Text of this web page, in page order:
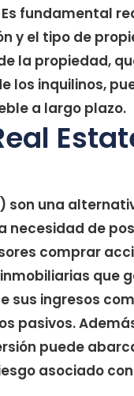
fundamental
y el tipo de
la propiedad,
los inquilinos,
a largo plazo.
son una
necesidad de
comprar
que
ingresos
pasivos.
puede
asociado